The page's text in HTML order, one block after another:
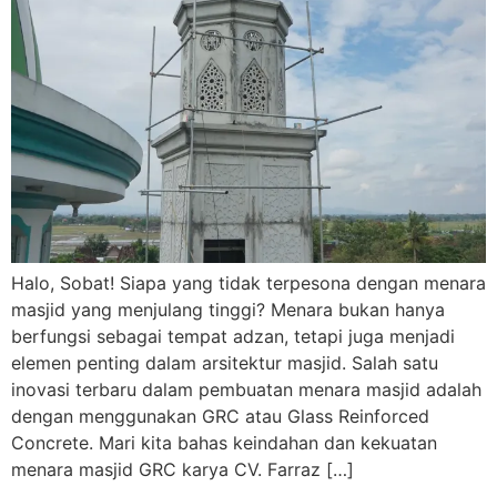
Halo, Sobat! Siapa yang tidak terpesona dengan menara
masjid yang menjulang tinggi? Menara bukan hanya
berfungsi sebagai tempat adzan, tetapi juga menjadi
elemen penting dalam arsitektur masjid. Salah satu
inovasi terbaru dalam pembuatan menara masjid adalah
dengan menggunakan GRC atau Glass Reinforced
Concrete. Mari kita bahas keindahan dan kekuatan
menara masjid GRC karya CV. Farraz […]